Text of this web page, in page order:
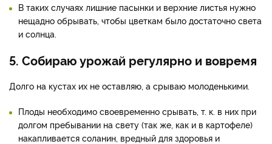
В таких случаях лишние пасынки и верхние листья нужно
нещадно обрывать, чтобы цветкам было достаточно света
и солнца.
5. Собираю урожай регулярно и вовремя
Долго на кустах их не оставляю, а срываю молоденькими.
Плоды необходимо своевременно срывать, т. к. в них при
долгом пребывании на свету (так же, как и в картофеле)
накапливается соланин, вредный для здоровья и